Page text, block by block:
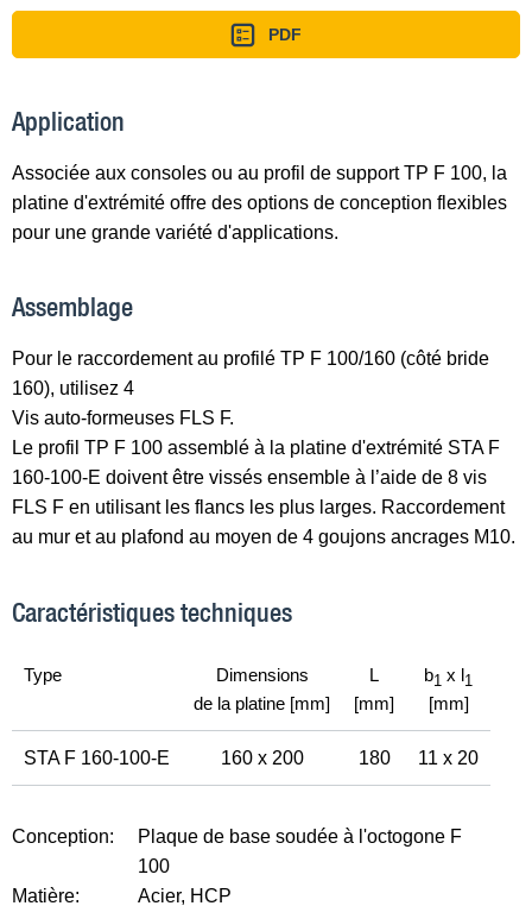
PDF
Application
Associée aux consoles ou au profil de support TP F 100, la
platine d'extrémité offre des options de conception flexibles
pour une grande variété d'applications.
Assemblage
Pour le raccordement au profilé TP F 100/160 (côté bride
160), utilisez 4
Vis auto-formeuses FLS F.
Le profil TP F 100 assemblé à la platine d'extrémité STA F
160-100-E doivent être vissés ensemble à l’aide de 8 vis
FLS F en utilisant les flancs les plus larges. Raccordement
au mur et au plafond au moyen de 4 goujons ancrages M10.
Caractéristiques techniques
Type
Dimensions
de la platine [mm]
L
[mm]
b1 x l1
[mm]
STA F 160-100-E 160 x 200 180 11 x 20
Conception:
Plaque de base soudée à l'octogone F
100
Matière:
Acier, HCP